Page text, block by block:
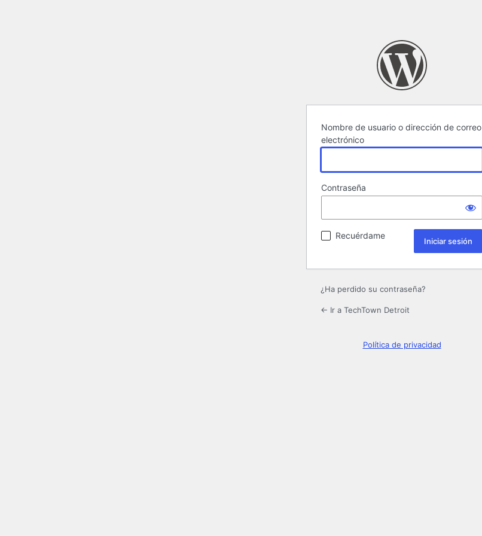
Nombre de usuario o dirección de correo
electrónico
Contraseña
Recuérdame
¿Ha perdido su contraseña?
← Ir a TechTown Detroit
Política de privacidad